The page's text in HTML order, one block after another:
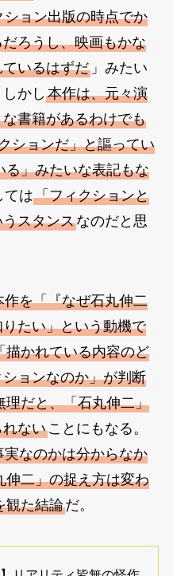
ション出版の時点でか
ろうし、映画もかな
いるはずだ」みたい
かし 本作は、元々演
書籍があるわけでも
ションだ」と謳ってい
る」みたいな表記もな
ては「フィクションと
スタンスなのだと思
作を「『なぜ石丸伸二
たい」という動機で
描かれている内容のど
ョンなのか」が判断
理だと、「石丸伸二」
ないことにもなる。
実なのかは分からなか
伸二」の捉え方は変わ
観た結論だ。